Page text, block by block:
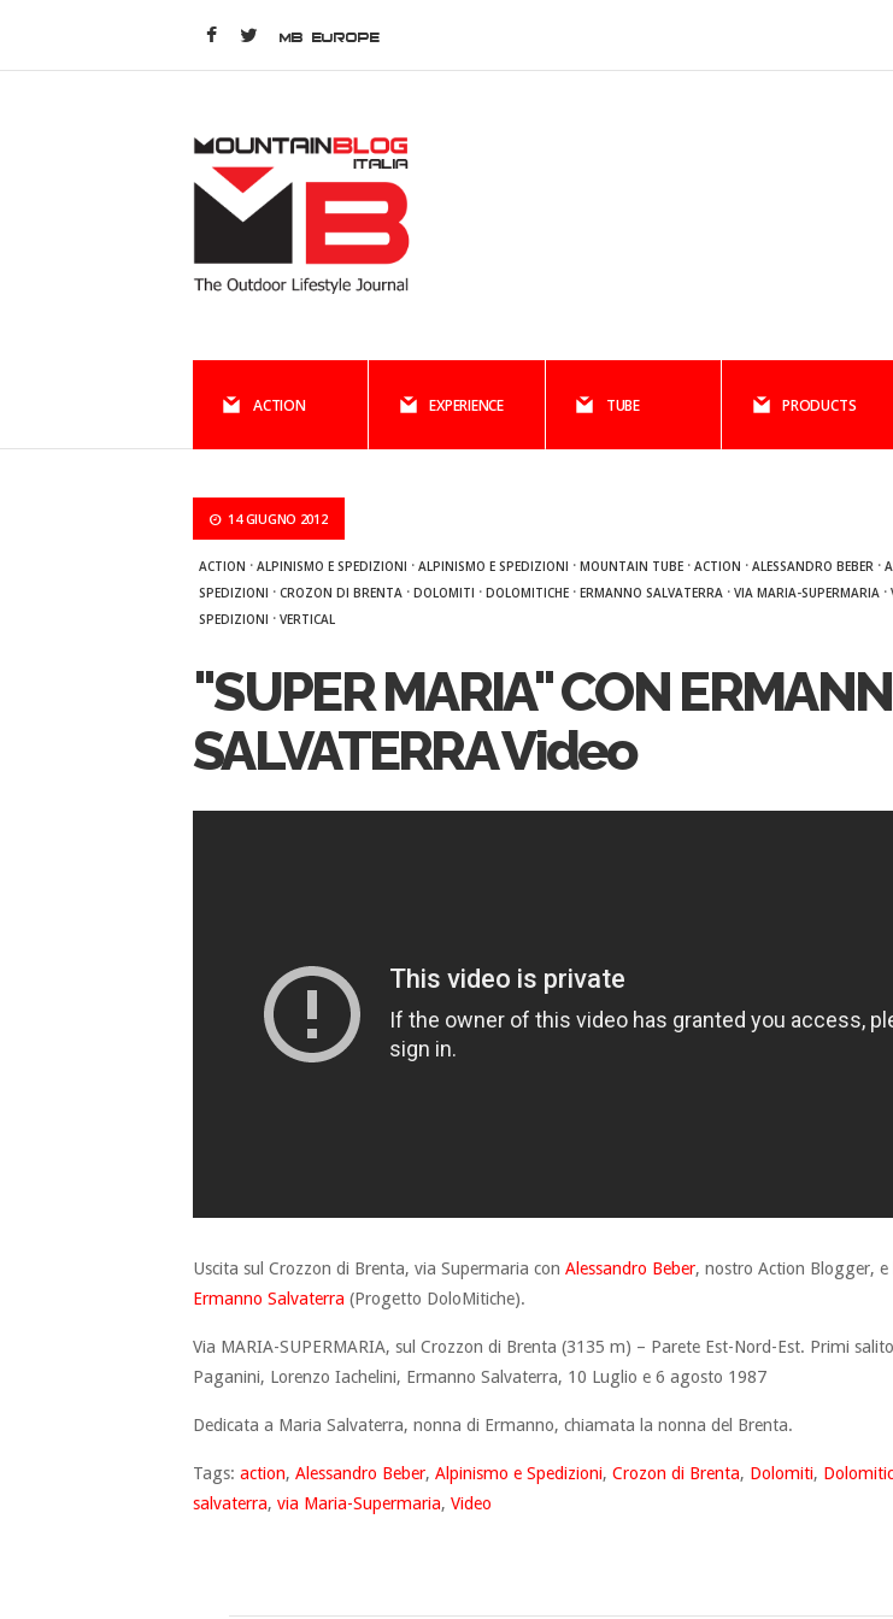
MB EUROPE
ACTION EXPERIENCE TUBE PRODUCTS
14 GIUGNO 2012
ACTION · ALPINISMO E SPEDIZIONI · ALPINISMO E SPEDIZIONI · MOUNTAIN TUBE · ACTION · ALESSANDRO BEBER ·
SPEDIZIONI · CROZON DI BRENTA · DOLOMITI · DOLOMITICHE · ERMANNO SALVATERRA · VIA MARIA-SUPERMARIA ·
SPEDIZIONI · VERTICAL
"SUPER MARIA" CON
SALVATERRA Video
Uscita sul Crozzon di Brenta, via Supermaria con Alessandro Beber, nostro Action Blogger, e
Ermanno Salvaterra (Progetto DoloMitiche).
Via MARIA-SUPERMARIA, sul Crozzon di Brenta (3135 m) – Parete Est-Nord-Est. Primi
Paganini, Lorenzo Iachelini, Ermanno Salvaterra, 10 Luglio e 6 agosto 1987
Dedicata a Maria Salvaterra, nonna di Ermanno, chiamata la nonna del Brenta.
Tags: action, Alessandro Beber, Alpinismo e Spedizioni, Crozon di Brenta, Dolomiti,
salvaterra, via Maria-Supermaria, Video